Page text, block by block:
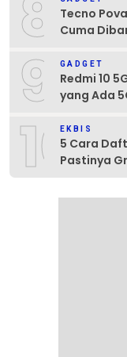
8
Tecno
Cuma
9 GADGET
Redmi 10
yang Ada
10EKBIS
5 Cara
Pastinya